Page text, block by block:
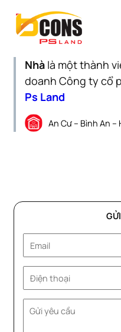
Nhà là một thành
doanh Công ty cổ
Ps Land
An Cư – Bình An –